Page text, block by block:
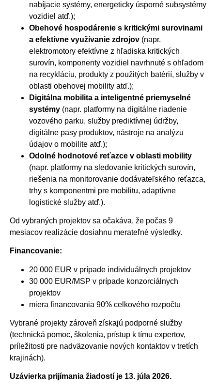
nabíjacie systémy, energeticky úsporné subsystémy
vozidiel atď.);
Obehové hospodárenie s kritickými surovinami
a efektívne využívanie zdrojov (napr.
elektromotory efektívne z hľadiska kritických
surovín, komponenty vozidiel navrhnuté s ohľadom
na recykláciu, produkty z použitých batérií, služby v
oblasti obehovej mobility atď.);
Digitálna mobilita a inteligentné priemyselné
systémy (napr. platformy na digitálne riadenie
vozového parku, služby prediktívnej údržby,
digitálne pasy produktov, nástroje na analýzu
údajov o mobilite atď.);
Odolné hodnotové reťazce v oblasti mobility
(napr. platformy na sledovanie kritických surovín,
riešenia na monitorovanie dodávateľského reťazca,
trhy s komponentmi pre mobilitu, adaptívne
logistické služby atď.).
Od vybraných projektov sa očakáva, že počas 9
mesiacov realizácie dosiahnu merateľné výsledky.
Financovanie:
20 000 EUR v prípade individuálnych projektov
30 000 EUR/MSP v prípade konzorciálnych
projektov
miera financovania 90% celkového rozpočtu
Vybrané projekty zároveň získajú podporné služby
(technická pomoc, školenia, prístup k tímu expertov,
príležitosti pre nadväzovanie nových kontaktov v tretích
krajinách).
Uzávierka prijímania žiadostí je 13. júla 2026.